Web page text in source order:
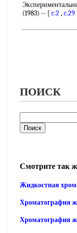
(1983) -- [ c.2,c.29
ПОИСК
Смотрите так
Жидкостная
Хроматография
Хроматография